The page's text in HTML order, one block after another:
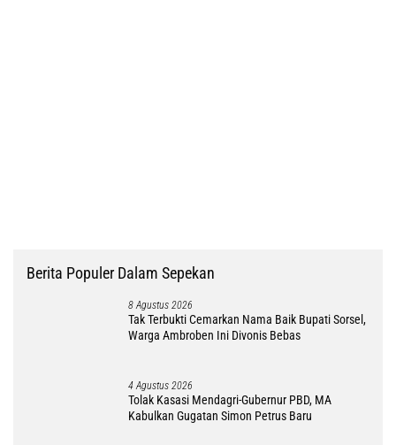
Berita Populer Dalam Sepekan
8 Agustus 2026
Tak Terbukti Cemarkan Nama Baik Bupati Sorsel,
Warga Ambroben Ini Divonis Bebas
4 Agustus 2026
Tolak Kasasi Mendagri-Gubernur PBD, MA
Kabulkan Gugatan Simon Petrus Baru